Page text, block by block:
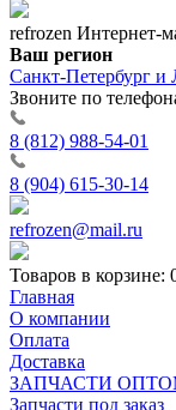
refrozen Интернет-
Ваш регион
Санкт-Петербург и
Звоните по
8 (812) 988-54-01
8 (904) 615-30-14
refrozen@mail.ru
Товаров в корзине:
Главная
О компании
Оплата
Доставка
ЗАПЧАСТИ
Запчасти под заказ